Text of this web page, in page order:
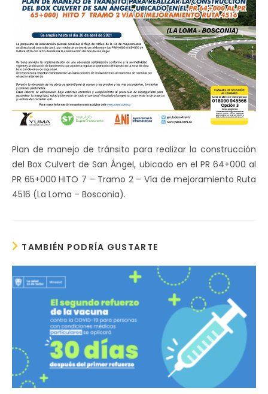
Plan de manejo de tránsito para realizar la construcción
del Box Culvert de San Ángel, ubicado en el PR 64+000 al
PR 65+000 HITO 7 – Tramo 2 – Vía de mejoramiento Ruta
4516 (La Loma – Bosconia).
TAMBIÉN PODRÍA GUSTARTE